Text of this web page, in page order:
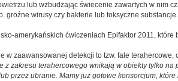
lub wzbudzając świecenie zawartych w nim
groźne wirusy czy bakterie lub toksyczne
amerykańskich ćwiczeniach Epifaktor 2011,
w zaawansowanej detekcji to tzw. fale
z zakresu terahercowego wnikają w obiekty tylko
przez ubranie. Mamy już gotowe konsorcjum,